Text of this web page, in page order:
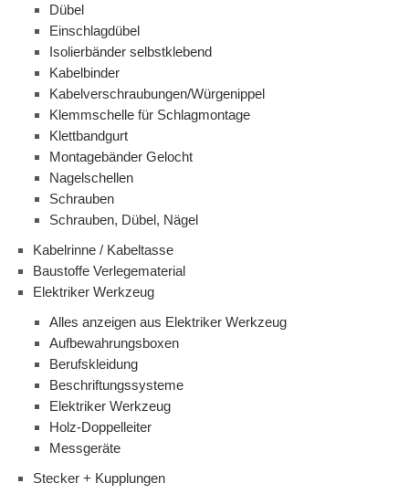
Dübel
Einschlagdübel
Isolierbänder selbstklebend
Kabelbinder
Kabelverschraubungen/Würgenippel
Klemmschelle für Schlagmontage
Klettbandgurt
Montagebänder Gelocht
Nagelschellen
Schrauben
Schrauben, Dübel, Nägel
Kabelrinne / Kabeltasse
Baustoffe Verlegematerial
Elektriker Werkzeug
Alles anzeigen aus Elektriker Werkzeug
Aufbewahrungsboxen
Berufskleidung
Beschriftungssysteme
Elektriker Werkzeug
Holz-Doppelleiter
Messgeräte
Stecker + Kupplungen